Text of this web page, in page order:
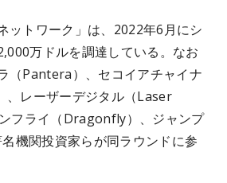
ットワーク」は、2022年6月にシ
万ドルを調達している。なお
（Pantera）、セコイアチャイナ
、レーザーデジタル（Laser
フライ（Dragonfly）、ジャンプ
名機関投資家らが同ラウンドに参